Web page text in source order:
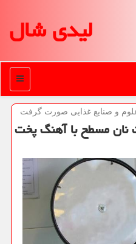
لیدی شال
منو
و صنایع غذایی صورت گرفت
مسطح با آهنگ پخت